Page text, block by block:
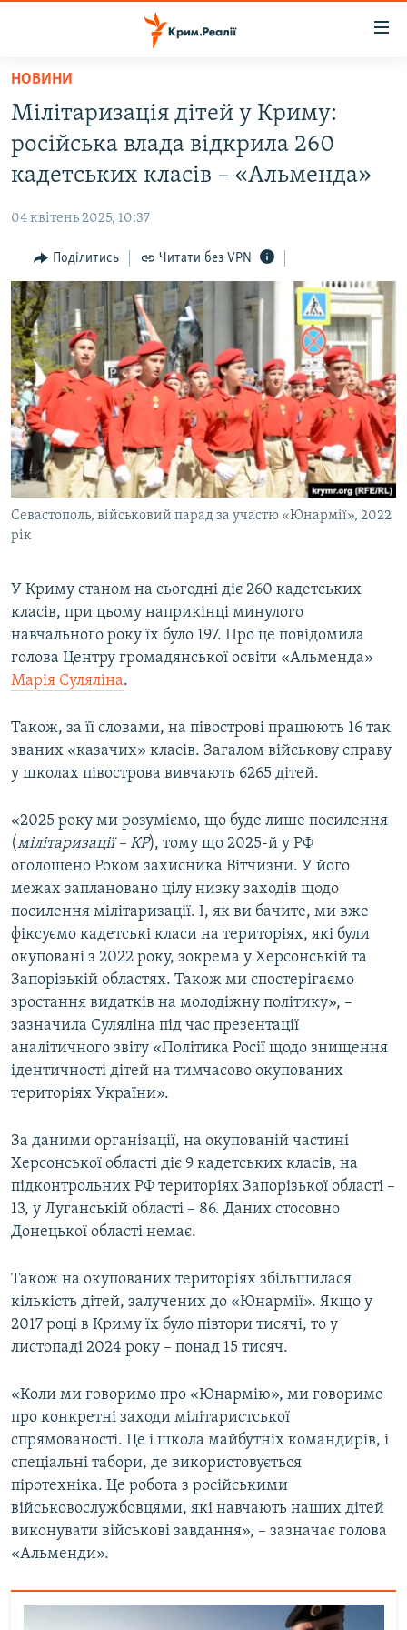
Перейти
основного
матеріалу
Перейти
до
основної
Перейти
до
пошуку
ВОДА.КРИМ
ВІДЕО ТА ФОТО
БЛОГИ
ПОГЛЯД
ІНТЕРВ'Ю
ВСЕ ЗА ДЕНЬ
СПЕЦПРОЕКТИ
ДЕПОРТАЦІЯ
ВІДЕОУРОКИ «ELIFBE»
СВІДЧЕННЯ ОКУПАЦІЇ
УКРАЇНСЬКА ПРОБЛЕМА КРИМУ
ІНФОГРАФІКА
ЯК ОБІЙТИ БЛОКУВАННЯ
Русский
Qırımtatar
ДОЛУЧАЙСЯ!
Усі сайти RFE/RL
НОВИНИ
Мілітаризація дітей у Криму:
російська влада відкрила 260
кадетських класів – «Альменда»
04 квітень 2025, 10:37
Поділитись Читати без VPN
Севастополь, військовий парад за участю «Юнармії», 2022
рік
У Криму станом на сьогодні діє 260 кадетських
класів, при цьому наприкінці минулого
навчального року їх було 197. Про це повідомила
голова Центру громадянської освіти «Альменда»
Марія Суляліна.
Також, за її словами, на півострові працюють 16 так
званих «казачих» класів. Загалом військову справу
у школах півострова вивчають 6265 дітей.
«2025 року ми розуміємо, що буде лише посилення
(мілітаризації – КР), тому що 2025-й у РФ
оголошено Роком захисника Вітчизни. У його
межах заплановано цілу низку заходів щодо
посилення мілітаризації. І, як ви бачите, ми вже
фіксуємо кадетські класи на територіях, які були
окуповані з 2022 року, зокрема у Херсонській та
Запорізькій областях. Також ми спостерігаємо
зростання видатків на молодіжну політику», –
зазначила Суляліна під час презентації
аналітичного звіту «Політика Росії щодо знищення
ідентичності дітей на тимчасово окупованих
територіях України».
За даними організації, на окупованій частині
Херсонської області діє 9 кадетських класів, на
підконтрольних РФ територіях Запорізької області –
13, у Луганській області – 86. Даних стосовно
Донецької області немає.
Також на окупованих територіях збільшилася
кількість дітей, залучених до «Юнармії». Якщо у
2017 році в Криму їх було півтори тисячі, то у
листопаді 2024 року – понад 15 тисяч.
«Коли ми говоримо про «Юнармію», ми говоримо
про конкретні заходи мілітаристської
спрямованості. Це і школа майбутніх командирів, і
спеціальні табори, де використовується
піротехніка. Це робота з російськими
військовослужбовцями, які навчають наших дітей
виконувати військові завдання», – зазначає голова
«Альменди».